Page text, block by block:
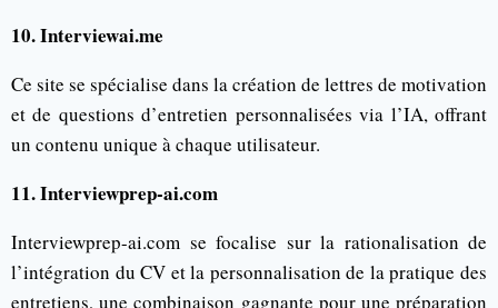
10. Interviewai.me
Ce site se spécialise dans la création de lettres de motivation
et de questions d’entretien personnalisées via l’IA, offrant
un contenu unique à chaque utilisateur.
11. Interviewprep-ai.com
Interviewprep-ai.com se focalise sur la rationalisation de
l’intégration du CV et la personnalisation de la pratique des
entretiens, une combinaison gagnante pour une préparation